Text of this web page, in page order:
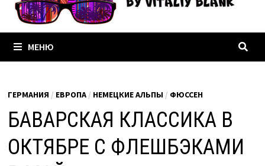
МЕНЮ
ГЕРМАНИЯ / ЕВРОПА / НЕМЕЦКИЕ АЛЬПЫ / ФЮССЕН
БАВАРСКАЯ КЛАССИКА В
ОКТЯБРЕ С ФЛЕШБЭКАМИ